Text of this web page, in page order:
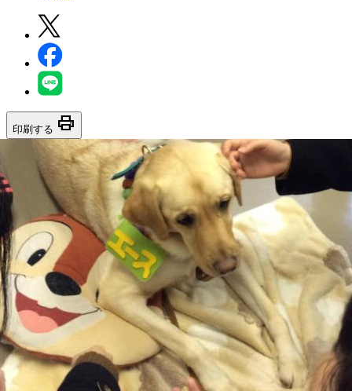
印刷する print